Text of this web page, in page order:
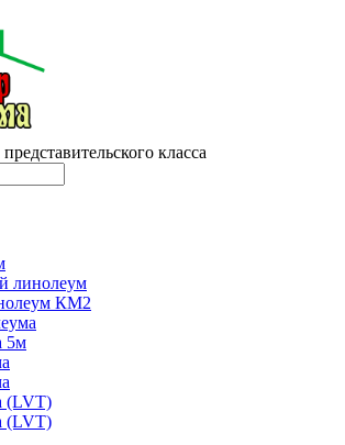
класса
линолеум
КМ2
5м
(LVT)
(LVT)